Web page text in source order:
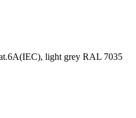
light grey RAL 7035